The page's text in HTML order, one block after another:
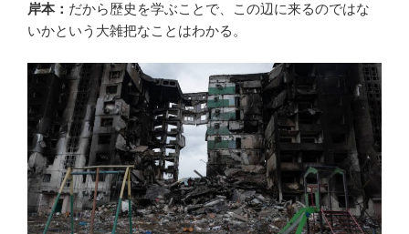
岸本： だから歴史を学ぶことで、この辺に来るのではな
いかという大雑把なことはわかる。